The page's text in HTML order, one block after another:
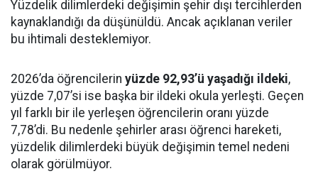
Yüzdelik dilimlerdeki değişimin şehir dışı tercihlerden
kaynaklandığı da düşünüldü. Ancak açıklanan veriler
bu ihtimali desteklemiyor.
2026’da öğrencilerin yüzde 92,93’ü yaşadığı ildeki,
yüzde 7,07’si ise başka bir ildeki okula yerleşti. Geçen
yıl farklı bir ile yerleşen öğrencilerin oranı yüzde
7,78’di. Bu nedenle şehirler arası öğrenci hareketi,
yüzdelik dilimlerdeki büyük değişimin temel nedeni
olarak görülmüyor.